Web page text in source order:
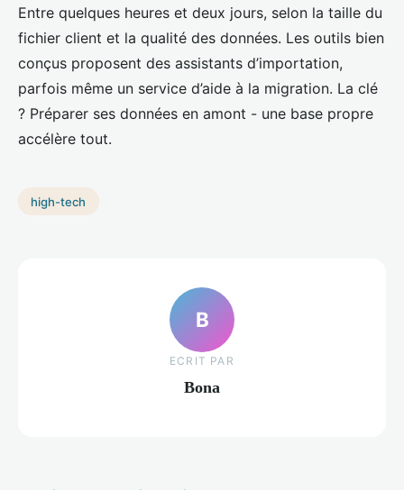
Entre quelques heures et deux jours, selon la taille du
fichier client et la qualité des données. Les outils bien
conçus proposent des assistants d’importation,
parfois même un service d’aide à la migration. La clé
? Préparer ses données en amont - une base propre
accélère tout.
high-tech
B
ECRIT PAR
Bona